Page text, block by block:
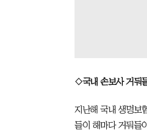
◇국내 손보사 거둬
지난해 국내 생명보
들이 해마다 거둬들